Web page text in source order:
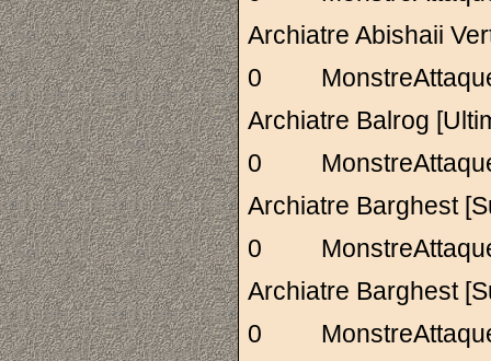
Archiatre
0
Archiatre Balrog
0
Archiatre
0
Archiatre
0